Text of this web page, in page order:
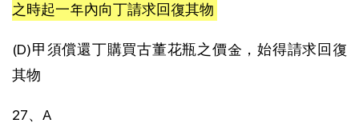
之時起一年內向丁請求回復其物
(D)甲須償還丁購買古董花瓶之價金，始得請求回復
其物
27、A